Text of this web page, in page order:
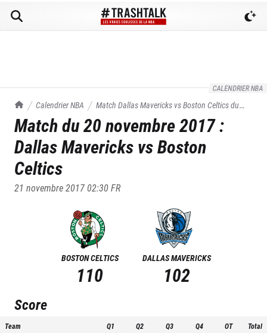
CALENDRIER NBA
TrashTalk Actu NBA
Calendrier NBA Match Dallas Mavericks vsBoston Celticsdu
20/11/2017
Match du20 novembre 2017:
Dallas Mavericks vsBoston
Celtics
21 novembre 2017 02:30FR
BOSTON CELTICS
110
DALLAS MAVERICKS
102
Score
Team Q1 Q2 Q3 Q4 OT Total